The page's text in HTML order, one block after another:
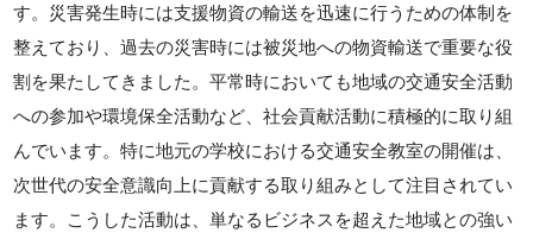
す。災害発生時には支援物資の輸送を迅速に行うための体制を
整えており、過去の災害時には被災地への物資輸送で重要な役
割を果たしてきました。平常時においても地域の交通安全活動
への参加や環境保全活動など、社会貢献活動に積極的に取り組
んでいます。特に地元の学校における交通安全教室の開催は、
次世代の安全意識向上に貢献する取り組みとして注目されてい
ます。こうした活動は、単なるビジネスを超えた地域との強い